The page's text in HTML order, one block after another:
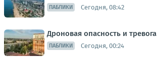
ПАБЛИКИ Сегодня, 08:42
Дроновая опасность и тревога
ПАБЛИКИ Сегодня, 00:24